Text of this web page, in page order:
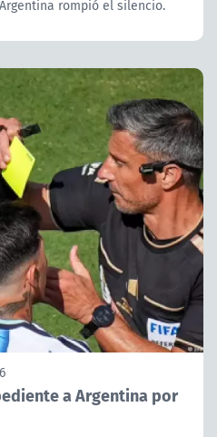
rompió el silencio.
a Argentina por